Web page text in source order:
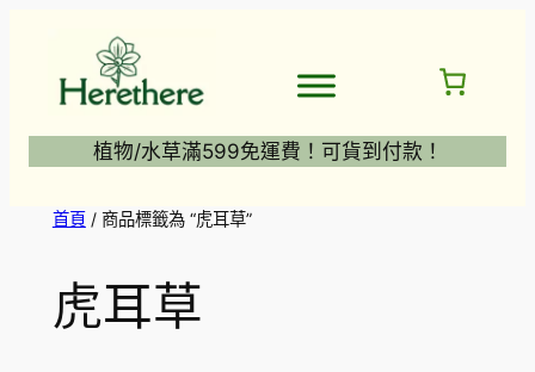
植物/水草滿599免運費！可貨到付款！
首頁/ 商品標籤為 “虎耳草”
虎耳草